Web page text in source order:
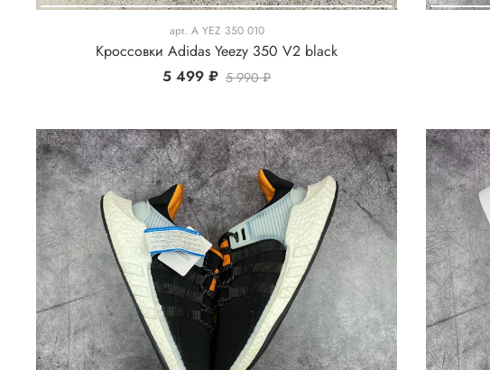
арт. A YEZ 350 010
Кроссовки Adidas Yeezy 350 V2 black
5 499 ₽ 5 990 ₽